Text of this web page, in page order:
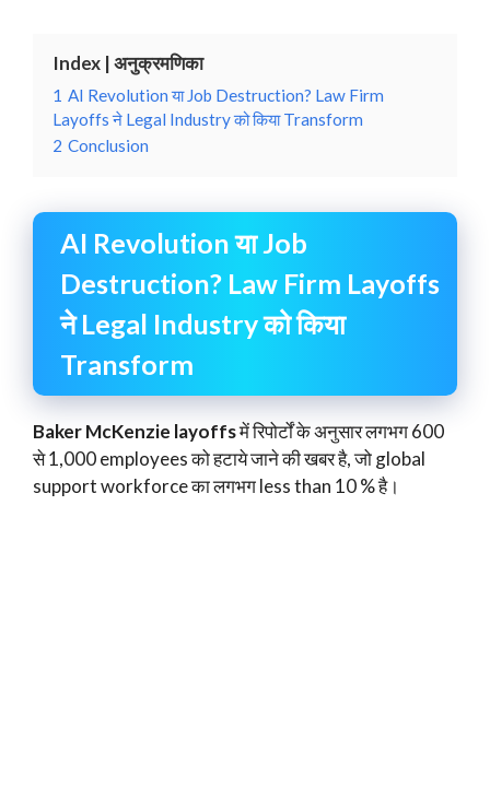
Index | अनुक्रमणिका
1 AI Revolution या Job Destruction? Law Firm
Layoffs ने Legal Industry को किया Transform
2 Conclusion
AI Revolution या Job
Destruction? Law Firm Layoffs
ने Legal Industry को किया
Transform
Baker McKenzie layoffsमें रिपोर्टों के अनुसार लगभग 600
से 1,000 employees को हटाये जाने की खबर है, जो global
support workforce का लगभग less than 10 % है।